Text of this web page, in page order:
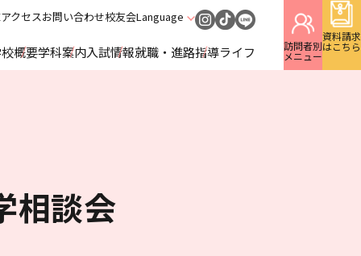
概要学科案内入試情報就職・進路指導ライフ
アクセスお問い合わせ校友会Language
訪問者別
メニュー
資料請求
はこちら
相談会